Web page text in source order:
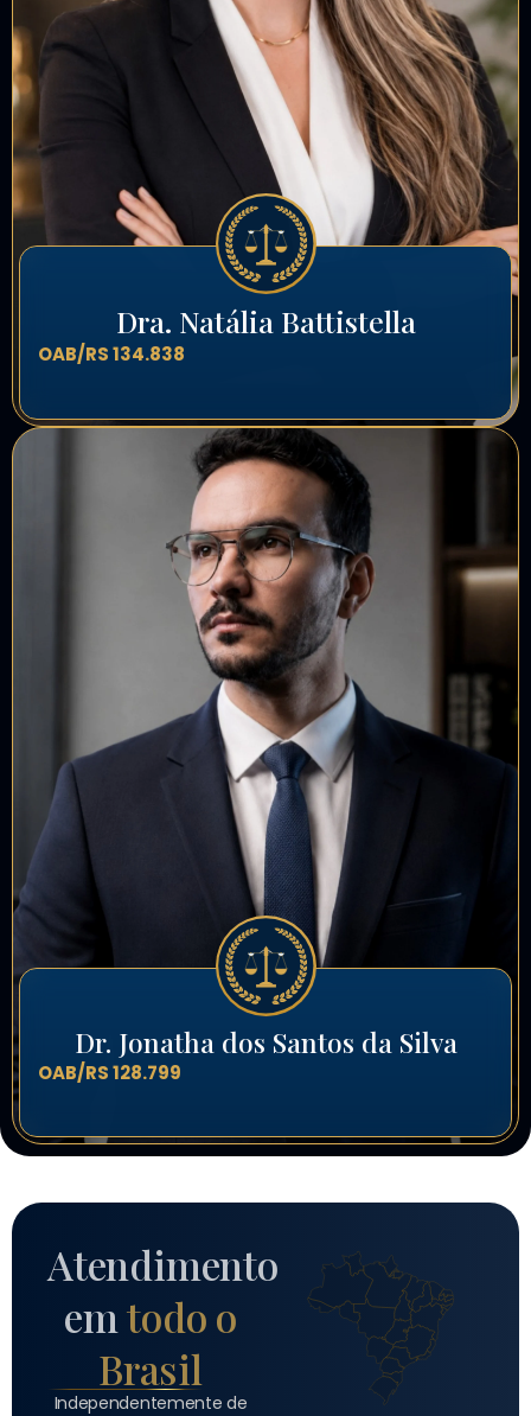
Dra. Natália Battistella
OAB/RS 134.838
Dr. Jonatha dos Santos da Silva
OAB/RS 128.799
Atendimento
emtodo o
Brasil
Independentemente de